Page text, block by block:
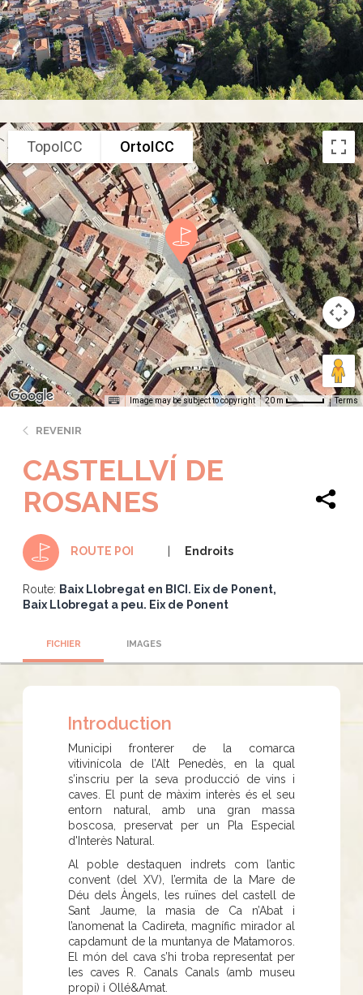
TopoICC OrtoICC
Image may be subject to copyright 20 m Terms
REVENIR
CASTELLVÍ DE
ROSANES
ROUTE POI Endroits
Route: Baix Llobregat en BICI. Eix de Ponent
Baix Llobregat a peu. Eix de Ponent
FICHIER IMAGES
Introduction
Municipi fronterer de la comarca
vitivinícola de l’Alt Penedès, en la qual
s’inscriu per la seva producció de vins i
caves. El punt de màxim interès és el seu
entorn natural, amb una gran massa
boscosa, preservat per un Pla Especial
d'Interès Natural.
Al poble destaquen indrets com l’antic
convent (del XV), l’ermita de la Mare de
Déu dels Àngels, les ruïnes del castell de
Sant Jaume, la masia de Ca n’Abat i
l’anomenat la Cadireta, magnífic mirador al
capdamunt de la muntanya de Matamoros.
El món del cava s’hi troba representat per
les caves R. Canals Canals (amb museu
propi) i Ollé&Amat.